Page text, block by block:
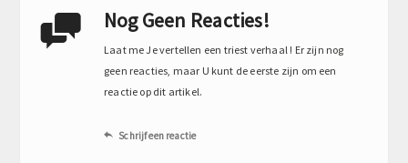
 Nog Geen Reacties!
Laat me Je vertellen een triest verhaal ! Er zijn nog
geen reacties, maar U kunt de eerste zijn om een
reactie op dit artikel.
 Schrijf een reactie